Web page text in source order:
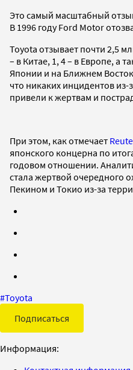
Это самый масштабный
В 1996 году Ford Motor
Toyota отзывает почти 2,5
– в Китае, 1, 4 – в Европе, а
Японии и на Ближнем
что никаких инцидентов
привели к жертвам и
При этом, как отмечает
японского концерна по
годовом отношении.
стала жертвой очередного
Пекином и Токио из-за
#Toyota
Подписаться
Информация: